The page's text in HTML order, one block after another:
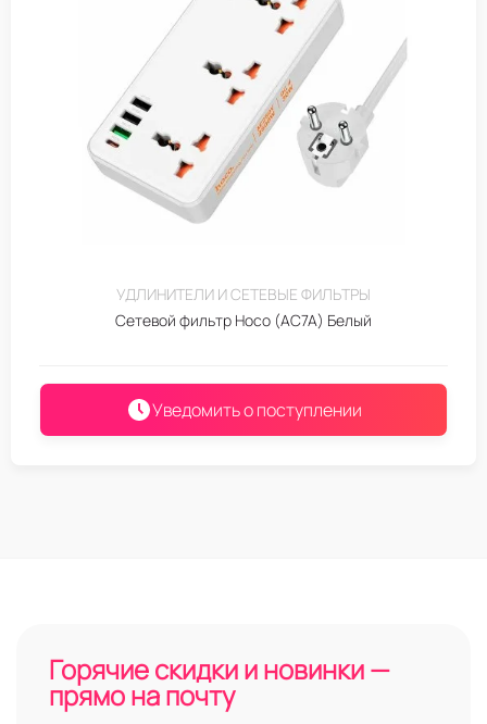
УДЛИНИТЕЛИ И СЕТЕВЫЕ ФИЛЬТРЫ
Сетевой фильтр Hoco (AC7A) Белый
Уведомить о поступлении
Горячие скидки и новинки —
прямо на почту